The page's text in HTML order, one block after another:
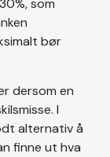
som
bør
dersom en
I
alternativ å
finne ut hva